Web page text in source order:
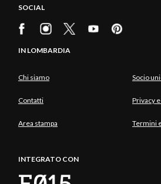
SOCIAL
IN LOMBARDIA
Chi siamo Socio
Contatti Privacy
Area stampa Termini
INTEGRATO CON